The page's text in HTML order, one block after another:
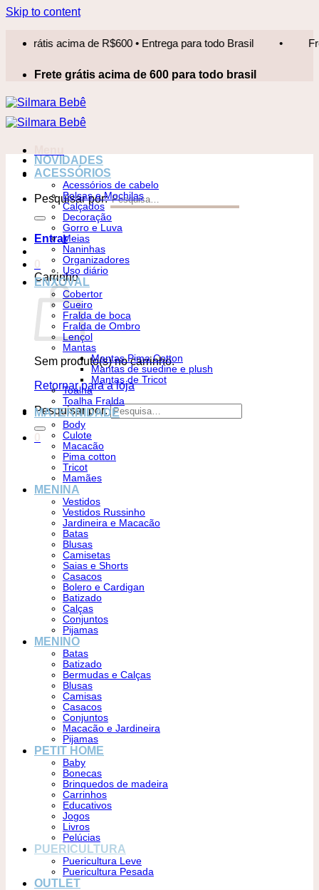
Skip to content
acima de R$600 • Entrega para todo Brasil • Frete
Frete grátis acima de 600 para todo brasil
Pesquisar por:
Entrar
Carrinho
Sem produto(s) no carrinho.
Retornar para a loja
Pesquisar por:
NOVIDADES
ACESSÓRIOS
Acessórios de cabelo
Bolsas e Mochilas
Calçados
Decoração
Gorro e Luva
Meias
Naninhas
Organizadores
Uso diário
ENXOVAL
Cobertor
Cueiro
Fralda de boca
Fralda de Ombro
Lençol
Mantas
Mantas Pima Cotton
Mantas de suedine e plush
Mantas de Tricot
Toalha
Toalha Fralda
MATERNIDADE
Body
Culote
Macacão
Pima cotton
Tricot
Mamães
MENINA
Vestidos
Vestidos Russinho
Jardineira e Macacão
Batas
Blusas
Camisetas
Saias e Shorts
Casacos
Bolero e Cardigan
Batizado
Calças
Conjuntos
Pijamas
MENINO
Batas
Batizado
Bermudas e Calças
Blusas
Camisas
Casacos
Conjuntos
Macacão e Jardineira
Pijamas
PETIT HOME
Baby
Bonecas
Brinquedos de madeira
Carrinhos
Educativos
Jogos
Livros
Pelúcias
PUERICULTURA
Puericultura Leve
Puericultura Pesada
OUTLET